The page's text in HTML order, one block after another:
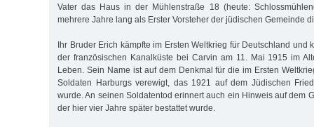
Vater das Haus in der Mühlenstraße 18 (heute:
mehrere Jahre lang als Erster Vorsteher der jüdischen Gemeinde
Ihr Bruder Erich kämpfte im Ersten Weltkrieg für Deutschland und
der französischen Kanalküste bei Carvin am 11. Mai 1915 im
Leben. Sein Name ist auf dem Denkmal für die im Ersten
Soldaten Harburgs verewigt, das 1921 auf dem Jüdischen
wurde. An seinen Soldatentod erinnert auch ein Hinweis auf dem
der hier vier Jahre später bestattet wurde.